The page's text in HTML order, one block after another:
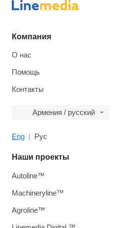
Компания
О нас
Помощь
Контакты
Армения / русский
Eng Рус
Наши проекты
Autoline™
Machineryline™
Agroline™